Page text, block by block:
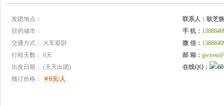
发团地点：
目的城市：
交通方式： 火车双卧
行程天数： 0天
出发日期： (天天出团)
预订价格：
￥0元/人
联系人： 耿芝焕
手 机：
微 信：
邮 箱：
在线QQ：